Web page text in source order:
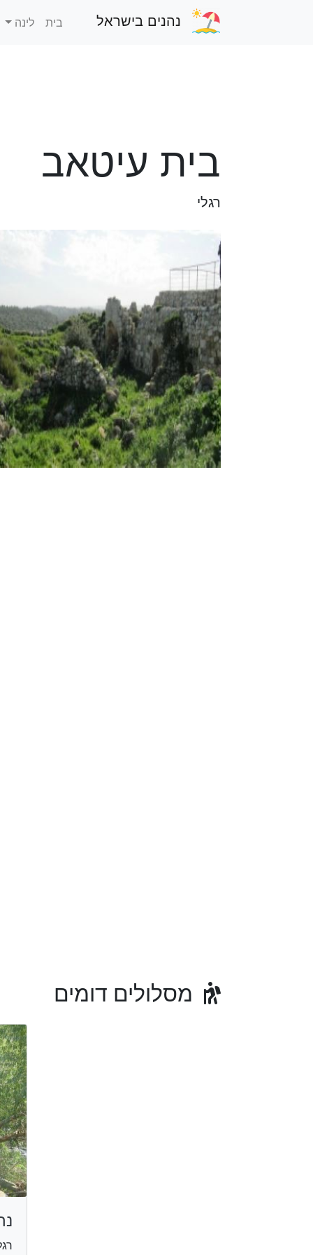
נהנים בישראל בית לינה
בית עיטאב
רגלי
מסלולים דומים